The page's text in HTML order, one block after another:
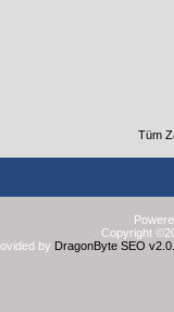
Tüm
Copyright
by DragonByte SEO